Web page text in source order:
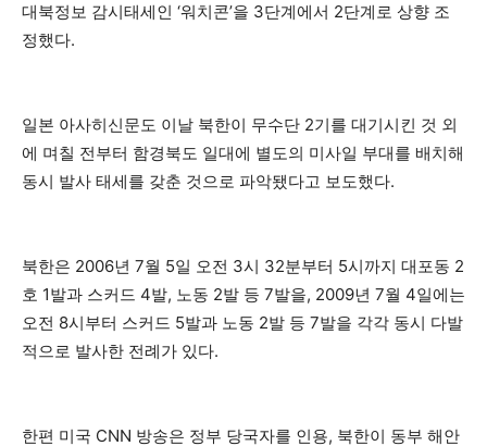
대북정보 감시태세인 ‘워치콘’을 3단계에서 2단계로 상향 조
정했다.
일본 아사히신문도 이날 북한이 무수단 2기를 대기시킨 것 외
에 며칠 전부터 함경북도 일대에 별도의 미사일 부대를 배치해
동시 발사 태세를 갖춘 것으로 파악됐다고 보도했다.
북한은 2006년 7월 5일 오전 3시 32분부터 5시까지 대포동 2
호 1발과 스커드 4발, 노동 2발 등 7발을, 2009년 7월 4일에는
오전 8시부터 스커드 5발과 노동 2발 등 7발을 각각 동시 다발
적으로 발사한 전례가 있다.
한편 미국 CNN 방송은 정부 당국자를 인용, 북한이 동부 해안